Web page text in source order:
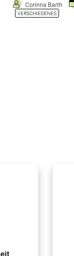
Corinna Barth
VERSCHIEDENES